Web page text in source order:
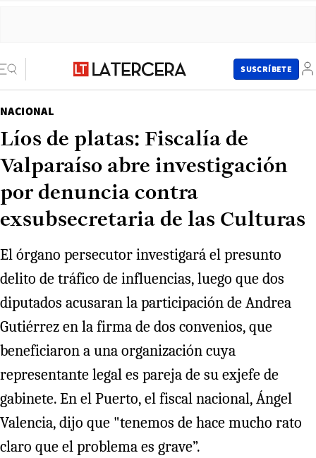
SUSCRÍBETE
NACIONAL
Líos de platas: Fiscalía de
Valparaíso abre investigación
por denuncia contra
exsubsecretaria de las Culturas
El órgano persecutor investigará el presunto
delito de tráfico de influencias, luego que dos
diputados acusaran la participación de Andrea
Gutiérrez en la firma de dos convenios, que
beneficiaron a una organización cuya
representante legal es pareja de su exjefe de
gabinete. En el Puerto, el fiscal nacional, Ángel
Valencia, dijo que "tenemos de hace mucho rato
claro que el problema es grave”.